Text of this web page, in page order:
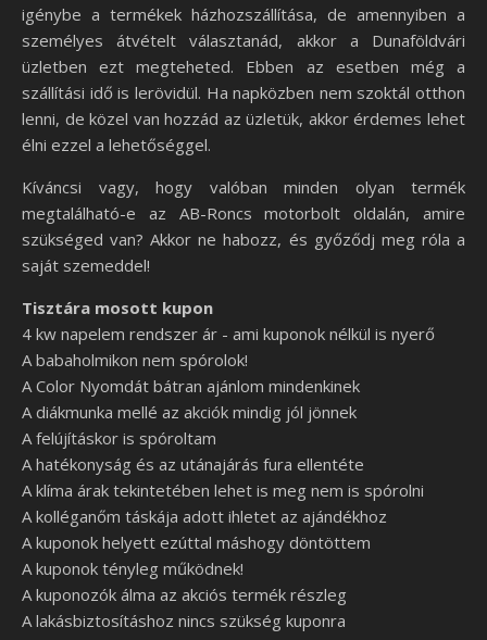
igénybe a termékek házhozszállítása, de amennyiben a
személyes átvételt választanád, akkor a Dunaföldvári
üzletben ezt megteheted. Ebben az esetben még a
szállítási idő is lerövidül. Ha napközben nem szoktál otthon
lenni, de közel van hozzád az üzletük, akkor érdemes lehet
élni ezzel a lehetőséggel.
Kíváncsi vagy, hogy valóban minden olyan termék
megtalálható-e az AB-Roncs motorbolt oldalán, amire
szükséged van? Akkor ne habozz, és győződj meg róla a
saját szemeddel!
Tisztára mosott kupon
4 kw napelem rendszer ár - ami kuponok nélkül is nyerő
A babaholmikon nem spórolok!
A Color Nyomdát bátran ajánlom mindenkinek
A diákmunka mellé az akciók mindig jól jönnek
A felújításkor is spóroltam
A hatékonyság és az utánajárás fura ellentéte
A klíma árak tekintetében lehet is meg nem is spórolni
A kolléganőm táskája adott ihletet az ajándékhoz
A kuponok helyett ezúttal máshogy döntöttem
A kuponok tényleg működnek!
A kuponozók álma az akciós termék részleg
A lakásbiztosításhoz nincs szükség kuponra